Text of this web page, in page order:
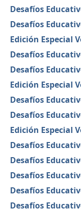
Desafíos
Desafíos
Edición Especial
Desafíos
Desafíos
Edición Especial
Desafíos
Desafíos
Edición Especial
Desafíos
Desafíos
Desafíos
Desafíos
Desafíos